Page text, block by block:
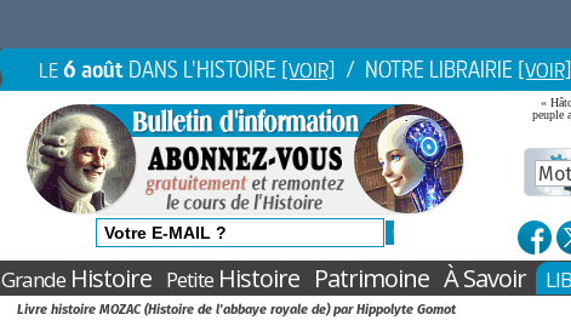
LE6 août DANS L'HISTOIRE [VOIR] / NOTRE LIBRAIRIE [VOIR]
«
peuple
GrandeHistoire PetiteHistoire Patrimoine À Savoir
Livre histoire MOZAC (Histoire de l'abbaye royale de) par Hippolyte Gomot